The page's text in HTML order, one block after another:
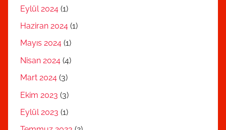
Eylül 2024 (1)
Haziran 2024 (1)
Mayıs 2024 (1)
Nisan 2024 (4)
Mart 2024 (3)
Ekim 2023 (3)
Eylül 2023 (1)